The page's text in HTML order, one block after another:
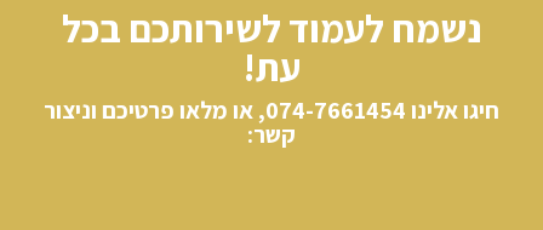
נשמח לעמוד לשירותכם בכל
עת!
חיגו אלינו​ 074-7661454, או מלאו פרטיכם וניצור
קשר: